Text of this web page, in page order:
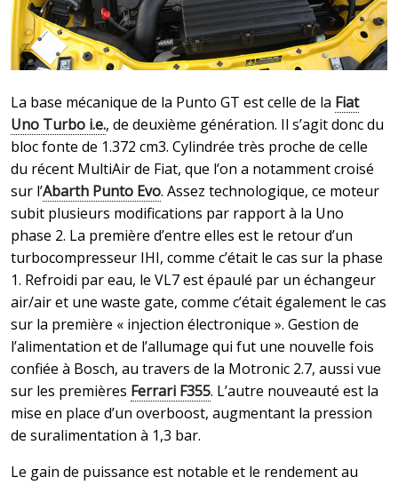
La base mécanique de la Punto GT est celle de la Fiat
Uno Turbo i.e., de deuxième génération. Il s’agit donc du
bloc fonte de 1.372 cm3. Cylindrée très proche de celle
du récent MultiAir de Fiat, que l’on a notamment croisé
sur l’Abarth Punto Evo. Assez technologique, ce moteur
subit plusieurs modifications par rapport à la Uno
phase 2. La première d’entre elles est le retour d’un
turbocompresseur IHI, comme c’était le cas sur la phase
1. Refroidi par eau, le VL7 est épaulé par un échangeur
air/air et une waste gate, comme c’était également le cas
sur la première « injection électronique ». Gestion de
l’alimentation et de l’allumage qui fut une nouvelle fois
confiée à Bosch, au travers de la Motronic 2.7, aussi vue
sur les premières Ferrari F355. L’autre nouveauté est la
mise en place d’un overboost, augmentant la pression
de suralimentation à 1,3 bar.
Le gain de puissance est notable et le rendement au